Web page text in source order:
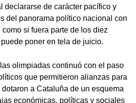
declararse de carácter pacífico y
del panorama político nacional con
si fuera parte de los diez
poner en tela de juicio.
olimpiadas continuó con el paso
que permitieron alianzas para
a Cataluña de un esquema
económicas, políticas y sociales